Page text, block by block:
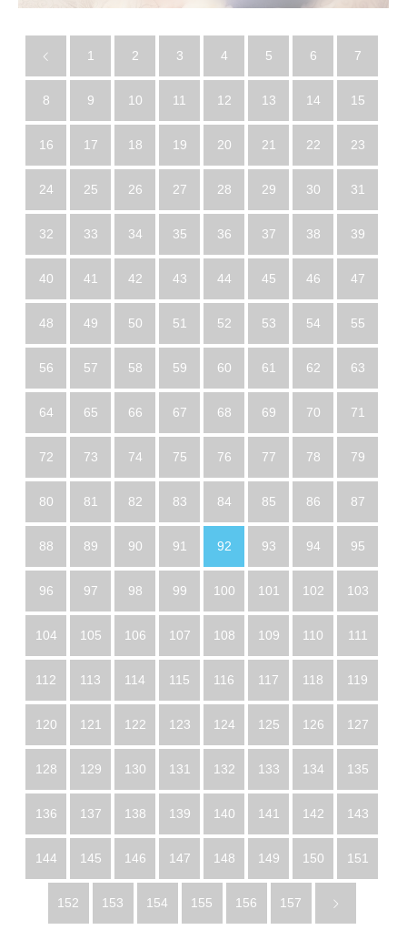
1 2 3 4 5 6 7
8 9 10 11 12 13 14 15
16 17 18 19 20 21 22 23
24 25 26 27 28 29 30 31
32 33 34 35 36 37 38 39
40 41 42 43 44 45 46 47
48 49 50 51 52 53 54 55
56 57 58 59 60 61 62 63
64 65 66 67 68 69 70 71
72 73 74 75 76 77 78 79
80 81 82 83 84 85 86 87
88 89 90 91 92 93 94 95
96 97 98 99 100 101 102 103
104 105 106 107 108 109 110 111
112 113 114 115 116 117 118 119
120 121 122 123 124 125 126 127
128 129 130 131 132 133 134 135
136 137 138 139 140 141 142 143
144 145 146 147 148 149 150 151
152 153 154 155 156 157